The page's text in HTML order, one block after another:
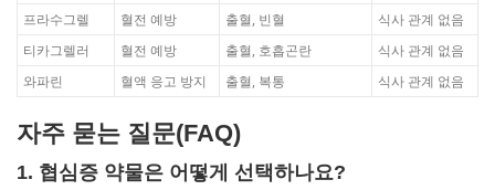
프라수그렐
혈전 예방 출혈, 빈혈
식사 관계 없음
티카그렐러
혈전 예방 출혈, 호흡곤란
식사 관계 없음
와파린
혈액 응고 방지 출혈, 복통 식사 관계 없음
자주 묻는 질문(FAQ)
1. 협심증 약물은 어떻게 선택하나요?